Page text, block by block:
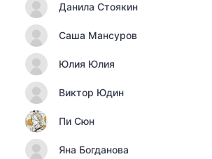
Данила Стоякин
Саша Мансуров
Юлия Юлия
Виктор Юдин
Пи Сюн
Яна Богданова